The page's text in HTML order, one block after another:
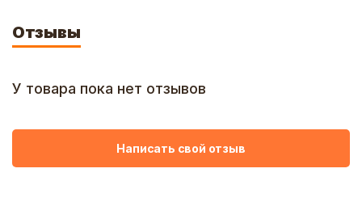
Отзывы
У товара пока нет отзывов
Написать свой отзыв